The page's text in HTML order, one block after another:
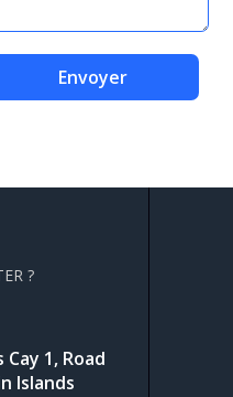
?
1, Road
Islands